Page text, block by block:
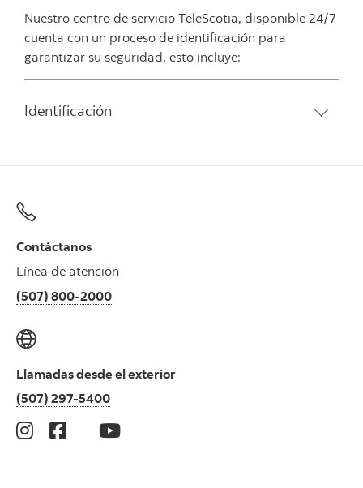
Nuestro centro de servicio TeleScotia, disponible 24/7
cuenta con un proceso de identificación para
garantizar su seguridad, esto incluye:
Identificación
Contáctanos
Línea de atención
(507) 800-2000
Llamadas desde el exterior
(507) 297-5400